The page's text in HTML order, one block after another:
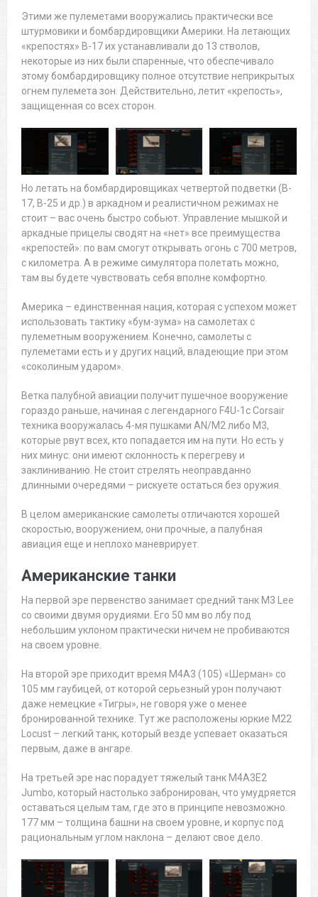
Этими же пулеметами вооружались практически все
штурмовики и бомбардировщики Америки. На летающих
«крепостях» B-17 их устанавливали до 13 стволов,
некоторые из них были спаренные, что обеспечивало
этому бомбардировщику полное отсутствие неприкрытых
огнем пулемета зон. Действительно, летит «крепость»,
защищенная со всех сторон.
Но летать на бомбардировщиках четвертой подветки (B-
17, B-25 и др.) в аркадном и реалистичном режимах не
стоит – вас очень быстро собьют. Управление мышкой и
аркадные прицелы сводят на «нет» все преимущества
«крепостей»: по вам смогут открывать огонь с 700 метров,
с километра. А в режиме симулятора полетать можно,
там вы будете чувствовать себя вполне комфортно.
Америка – единственная нация, которая с успехом может
использовать тактику «бум-зума» на самолетах с
пулеметным вооружением. Конечно, самолеты с
пулеметами есть и у других наций, владеющие при этом
«соколиным ударом».
Ветка палубной авиации получит пушечное вооружение
гораздо раньше, начиная с легендарного F4U-1c Corsair
техника вооружалась 4-мя пушками AN/M2 либо M3,
которые рвут всех, кто попадается им на пути. Но есть у
них минус: они имеют склонность к перегреву и
заклиниванию. Не стоит стрелять неоправданно
длинными очередями – рискуете остаться без оружия.
В целом американские самолеты отличаются хорошей
скоростью, вооружением, они прочные, а палубная
авиация еще и неплохо маневрирует.
Американские танки
На первой эре первенство занимает средний танк M3 Lee
со своими двумя орудиями. Его 50 мм во лбу под
небольшим уклоном практически ничем не пробиваются
на своем уровне.
На второй эре приходит время M4A3 (105) «Шерман» со
105 мм гаубицей, от которой серьезный урон получают
даже немецкие «Тигры», не говоря уже о менее
бронированной технике. Тут же расположены юркие M22
Locust – легкий танк, который везде успевает оказаться
первым, даже в ангаре.
На третьей эре нас порадует тяжелый танк M4A3E2
Jumbo, который настолько забронирован, что умудряется
оставаться целым там, где это в принципе невозможно.
177 мм – толщина башни на своем уровне, и корпус под
рациональным углом наклона – делают свое дело.